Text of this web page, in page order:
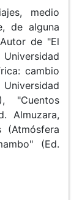
medio
de alguna
de "El
cambio
"Cuentos
Almuzara,
(Atmósfera
(Ed.